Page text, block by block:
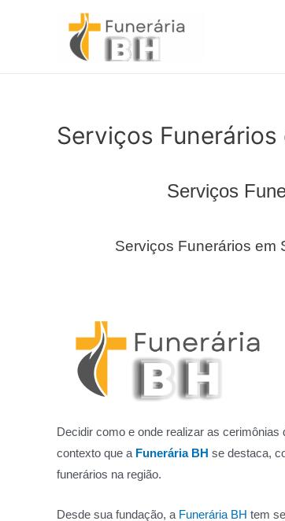
Serviços
Serviços
Serviços Funerários em
Decidir como e onde realizar as
contexto que a Funerária BH se destaca,
funerários na região.
Desde sua fundação, a Funerária BH tem